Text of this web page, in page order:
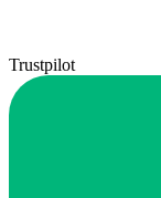
Trustpilot